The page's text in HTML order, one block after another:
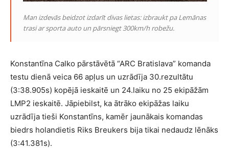
Man izdevās beidzot izdarīt divas lietas: izbraukt pa Lemānas
trasi ar sporta auto un pārsniegt 300km/h robežu.
Konstantīna Calko pārstāvētā “ARC Bratislava” komanda
testu dienā veica 66 apļus un uzrādīja 30.rezultātu
(3:38.905s) kopējā ieskaitē un 24.laiku no 25 ekipāžām
LMP2 ieskaitē. Jāpiebilst, ka ātrāko ekipāžas laiku
uzrādīja tieši Konstantīns, kamēr jaunākais komandas
biedrs holandietis Riks Breukers bija tikai nedaudz lēnāks
(3:41.381s).